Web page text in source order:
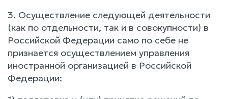
3. Осуществление следующей деятельности
(как по отдельности, так и в совокупности) в
Российской Федерации само по себе не
признается осуществлением управления
иностранной организацией в Российской
Федерации: